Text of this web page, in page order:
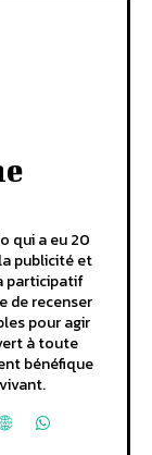
qui a eu 20
publicité et
participatif
de recenser
pour agir
à toute
bénéfique